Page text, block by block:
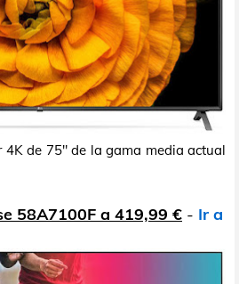
4K de 75" de la gama media actual
58A7100F a 419,99 € - Ir a